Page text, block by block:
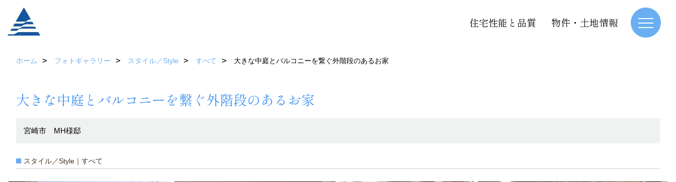
住宅性能と品質 物件・土地情報
ホーム フォトギャラリー スタイル／Style すべて 大きな中庭とバルコニーを繋ぐ外階段のあるお家
大きな中庭とバルコニーを繋ぐ外階段のあるお家
宮崎市 MH様邸
スタイル／Style｜すべて